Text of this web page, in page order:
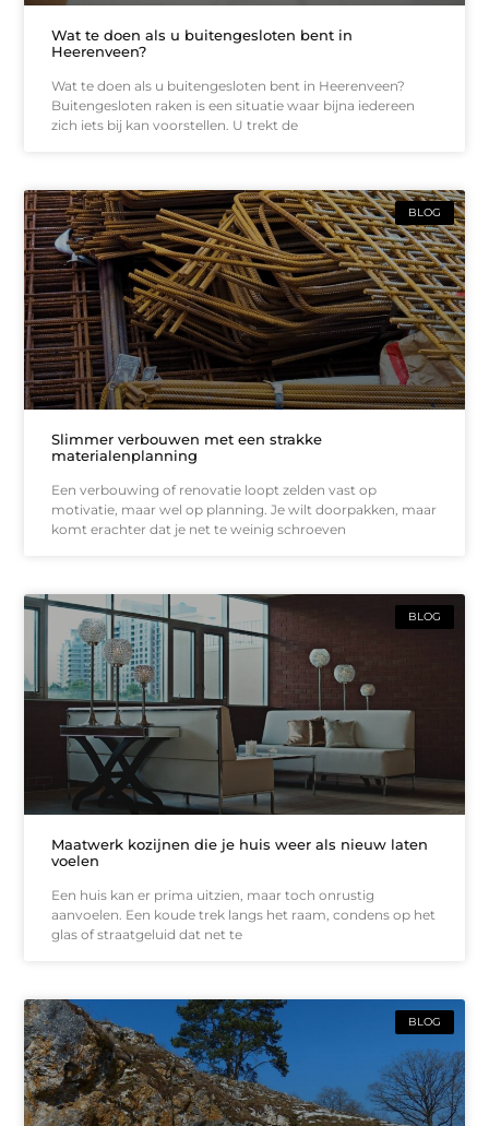
Wat te doen als u buitengesloten bent in
Heerenveen?
Wat te doen als u buitengesloten bent in Heerenveen?
Buitengesloten raken is een situatie waar bijna iedereen
zich iets bij kan voorstellen. U trekt de
BLOG
Slimmer verbouwen met een strakke
materialenplanning
Een verbouwing of renovatie loopt zelden vast op
motivatie, maar wel op planning. Je wilt doorpakken, maar
komt erachter dat je net te weinig schroeven
BLOG
Maatwerk kozijnen die je huis weer als nieuw laten
voelen
Een huis kan er prima uitzien, maar toch onrustig
aanvoelen. Een koude trek langs het raam, condens op het
glas of straatgeluid dat net te
BLOG